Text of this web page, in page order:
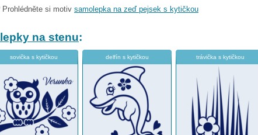
si motiv samolepka na zeď pejsek s kytičkou
na stenu:
sovička s kytičkou delfín s kytičkou trávička s kytičkou